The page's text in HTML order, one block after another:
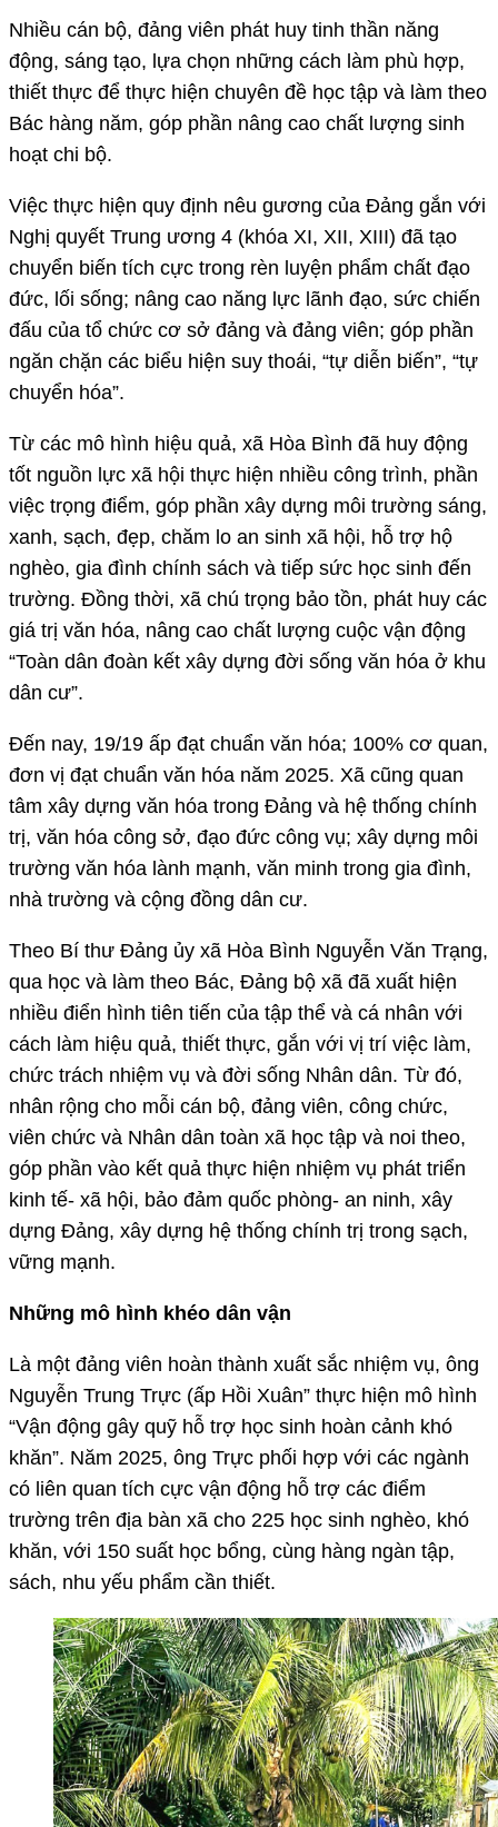
Nhiều cán bộ, đảng viên phát huy tinh thần năng
động, sáng tạo, lựa chọn những cách làm phù hợp,
thiết thực để thực hiện chuyên đề học tập và làm theo
Bác hàng năm, góp phần nâng cao chất lượng sinh
hoạt chi bộ.
Việc thực hiện quy định nêu gương của Đảng gắn với
Nghị quyết Trung ương 4 (khóa XI, XII, XIII) đã tạo
chuyển biến tích cực trong rèn luyện phẩm chất đạo
đức, lối sống; nâng cao năng lực lãnh đạo, sức chiến
đấu của tổ chức cơ sở đảng và đảng viên; góp phần
ngăn chặn các biểu hiện suy thoái, “tự diễn biến”, “tự
chuyển hóa”.
Từ các mô hình hiệu quả, xã Hòa Bình đã huy động
tốt nguồn lực xã hội thực hiện nhiều công trình, phần
việc trọng điểm, góp phần xây dựng môi trường sáng,
xanh, sạch, đẹp, chăm lo an sinh xã hội, hỗ trợ hộ
nghèo, gia đình chính sách và tiếp sức học sinh đến
trường. Đồng thời, xã chú trọng bảo tồn, phát huy các
giá trị văn hóa, nâng cao chất lượng cuộc vận động
“Toàn dân đoàn kết xây dựng đời sống văn hóa ở khu
dân cư”.
Đến nay, 19/19 ấp đạt chuẩn văn hóa; 100% cơ quan,
đơn vị đạt chuẩn văn hóa năm 2025. Xã cũng quan
tâm xây dựng văn hóa trong Đảng và hệ thống chính
trị, văn hóa công sở, đạo đức công vụ; xây dựng môi
trường văn hóa lành mạnh, văn minh trong gia đình,
nhà trường và cộng đồng dân cư.
Theo Bí thư Đảng ủy xã Hòa Bình Nguyễn Văn Trạng,
qua học và làm theo Bác, Đảng bộ xã đã xuất hiện
nhiều điển hình tiên tiến của tập thể và cá nhân với
cách làm hiệu quả, thiết thực, gắn với vị trí việc làm,
chức trách nhiệm vụ và đời sống Nhân dân. Từ đó,
nhân rộng cho mỗi cán bộ, đảng viên, công chức,
viên chức và Nhân dân toàn xã học tập và noi theo,
góp phần vào kết quả thực hiện nhiệm vụ phát triển
kinh tế- xã hội, bảo đảm quốc phòng- an ninh, xây
dựng Đảng, xây dựng hệ thống chính trị trong sạch,
vững mạnh.
Những mô hình khéo dân vận
Là một đảng viên hoàn thành xuất sắc nhiệm vụ, ông
Nguyễn Trung Trực (ấp Hồi Xuân” thực hiện mô hình
“Vận động gây quỹ hỗ trợ học sinh hoàn cảnh khó
khăn”. Năm 2025, ông Trực phối hợp với các ngành
có liên quan tích cực vận động hỗ trợ các điểm
trường trên địa bàn xã cho 225 học sinh nghèo, khó
khăn, với 150 suất học bổng, cùng hàng ngàn tập,
sách, nhu yếu phẩm cần thiết.